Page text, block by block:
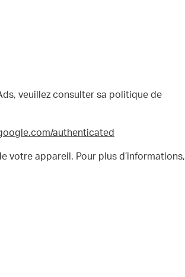
veuillez consulter sa politique de
authenticated
votre appareil. Pour plus d’informations,